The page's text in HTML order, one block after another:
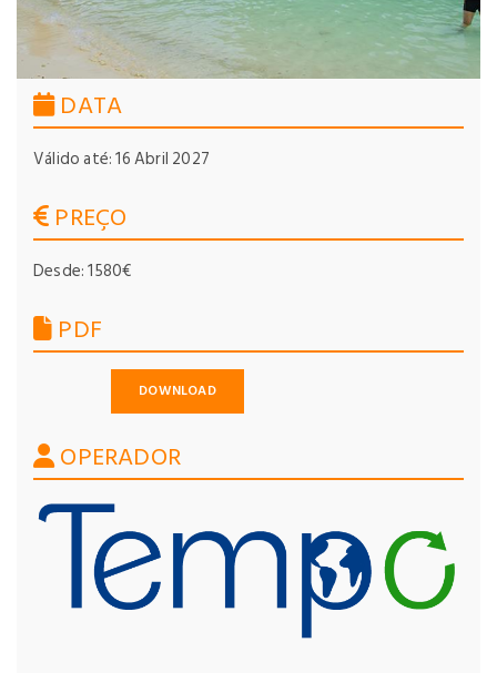
DATA
Válido até: 16 Abril 2027
PREÇO
Desde: 1580€
PDF
DOWNLOAD
OPERADOR